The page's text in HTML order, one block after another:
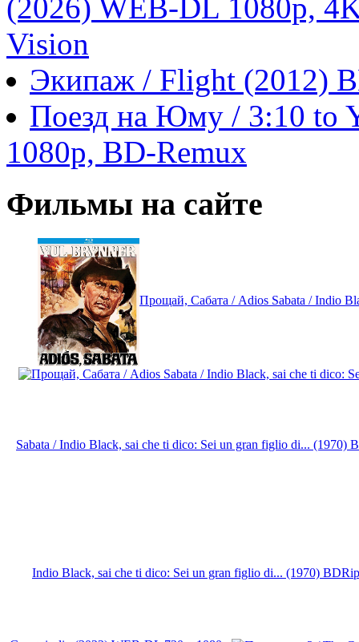
(2026) WEB-DL 1080p,
Vision
Экипаж / Flight (2012)
Поезд на Юму / 3:10 to
1080p, BD-Remux
Фильмы на сайте
Прощай, Сабата / Adios Sabata / Indio
Sabata / Indio Black, sai che ti dico: Sei un gran figlio di... (1970)
Indio Black, sai che ti dico: Sei un gran figlio di... (1970)